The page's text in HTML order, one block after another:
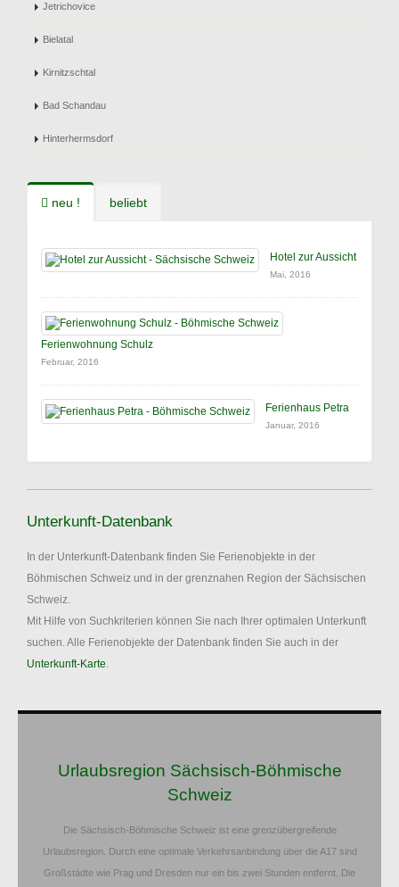
Jetrichovice
Bielatal
Kirnitzschtal
Bad Schandau
Hinterhermsdorf
neu ! beliebt
Hotel zur Aussicht
Mai, 2016
Ferienwohnung Schulz
Februar, 2016
Ferienhaus Petra
Januar, 2016
Unterkunft-Datenbank
In der Unterkunft-Datenbank finden Sie Ferienobjekte in der
Böhmischen Schweiz und in der grenznahen Region der Sächsischen
Schweiz.
Mit Hilfe von Suchkriterien können Sie nach Ihrer optimalen Unterkunft
suchen. Alle Ferienobjekte der Datenbank finden Sie auch in der
Unterkunft-Karte.
Urlaubsregion Sächsisch-Böhmische
Schweiz
Die Sächsisch-Böhmische Schweiz ist eine grenzübergreifende
Urlaubsregion. Durch eine optimale Verkehrsanbindung über die A17 sind
Großstädte wie Prag und Dresden nur ein bis zwei Stunden entfernt. Die